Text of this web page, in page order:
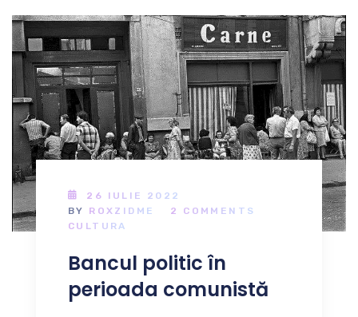
26 IULIE 2022
BY ROXZIDME
2 COMMENTS
CULTURA
Bancul politic în
perioada comunistă